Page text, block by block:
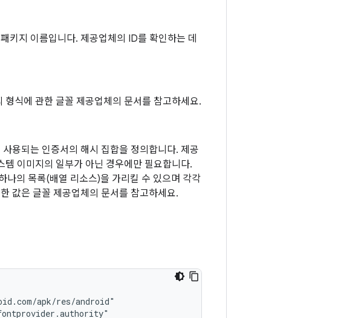
키지 이름입니다. 제공업체의 ID를 확인하는 데
형식에 관한 글꼴 제공업체의 문서를 참고하세요.
용되는 인증서의 해시 집합을 정의합니다. 제공
이미지의 일부가 아닌 경우에만 필요합니다.
나의 목록(배열 리소스)을 가리킬 수 있으며 각각
값은 글꼴 제공업체의 문서를 참고하세요.